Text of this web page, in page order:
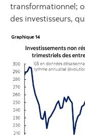
transformationnel;
des investisseurs,